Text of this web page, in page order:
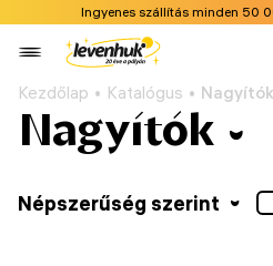
Ingyenes szállítás minden 50
Kezdőlap Katalógus Nagyítók
Nagyítók
Népszerűség szerint